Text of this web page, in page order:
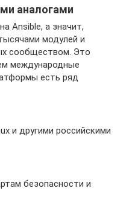
аналогами
Ansible, а значит,
модулей и
сообществом. Это
международные
есть ряд
и другими российскими
безопасности и